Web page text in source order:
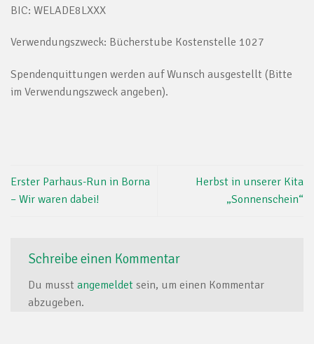
BIC: WELADE8LXXX
Verwendungszweck: Bücherstube Kostenstelle 1027
Spendenquittungen werden auf Wunsch ausgestellt (Bitte
im Verwendungszweck angeben).
Erster Parhaus-Run in Borna
– Wir waren dabei!
Herbst in unserer Kita
„Sonnenschein“
Schreibe einen Kommentar
Du musst angemeldet sein, um einen Kommentar
abzugeben.